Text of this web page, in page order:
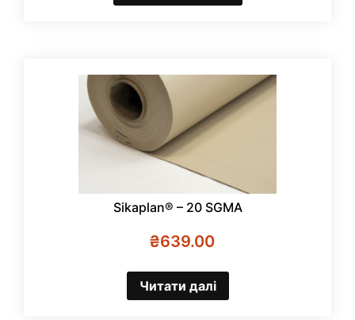
Sikaplan® – 20 SGMA
₴639.00
Читати далі